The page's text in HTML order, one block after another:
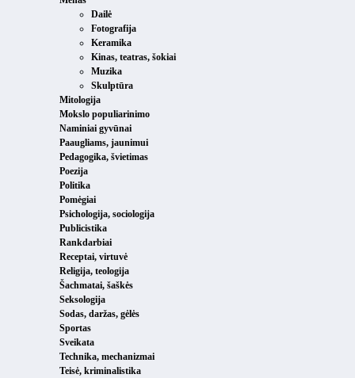
Dailė
Fotografija
Keramika
Kinas, teatras, šokiai
Muzika
Skulptūra
Mitologija
Mokslo populiarinimo
Naminiai gyvūnai
Paaugliams, jaunimui
Pedagogika, švietimas
Poezija
Politika
Pomėgiai
Psichologija, sociologija
Publicistika
Rankdarbiai
Receptai, virtuvė
Religija, teologija
Šachmatai, šaškės
Seksologija
Sodas, daržas, gėlės
Sportas
Sveikata
Technika, mechanizmai
Teisė, kriminalistika